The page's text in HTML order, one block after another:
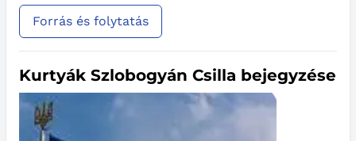
Forrás és folytatás
Kurtyák Szlobogyán Csilla bejegyzése